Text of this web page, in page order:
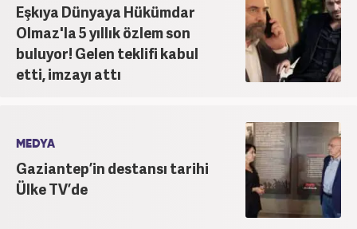
Eşkıya Dünyaya Hükümdar
Olmaz'la 5 yıllık özlem son
buluyor! Gelen teklifi kabul
etti, imzayı attı
MEDYA
Gaziantep’in destansı tarihi
Ülke TV’de